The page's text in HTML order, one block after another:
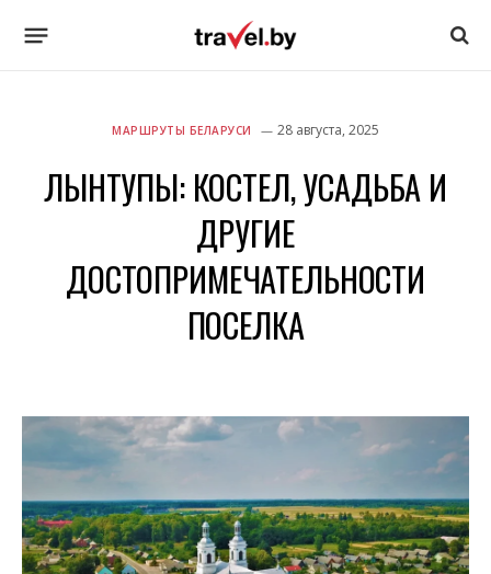
МАРШРУТЫ БЕЛАРУСИ 28 августа, 2025
ЛЫНТУПЫ: КОСТЕЛ, УСАДЬБА И
ДРУГИЕ
ДОСТОПРИМЕЧАТЕЛЬНОСТИ
ПОСЕЛКА